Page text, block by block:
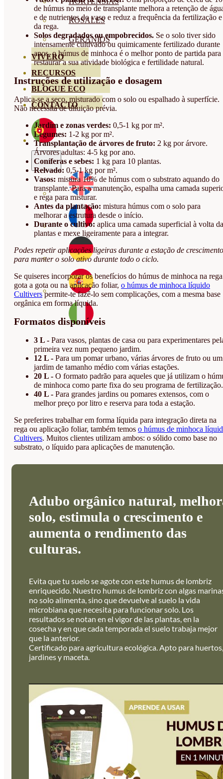
ROSALES
GERANIOS
VIVERO
RECURSOS
BLOGUE ECO
CONTACTO
de húmus no meio de transplante melhora a retenção de
e de nutrientes do vaso e reduz a frequência da fertilização e
da rega.
Solos degradados ou empobrecidos. Se o solo tiver sido
intensamente cultivado ou quimicamente fertilizado durante
anos, o húmus de minhoca é o melhor ponto de partida para
restaurar a sua atividade biológica e fertilidade natural.
Instruções de utilização e dosagem
Aplica-se a seco, misturado com o solo ou espalhado à superfície.
Não necessita de diluição prévia.
Jardim e zonas verdes: 0,5-1 kg por m².
Legumes: 1-2 kg por m².
Transplantação de árvores de fruto: 2 kg por árvore.
Árvores adultas: 4-5 kg por ano.
Coníferas e sebes: 1 kg para 10 plantas.
Relvado: 0,5-1 kg por m².
Vasos: mistura 10% de húmus com o substrato aquando do
transplante. Para a manutenção, espalha uma camada
e rega para misturar.
Antes da plantação: mistura húmus com o solo para
melhorar a estrutura desde o início.
Durante o cultivo: aplica uma camada superficial à volta
plantas e mexe ligeiramente para a integrar.
Podes repetir aplicações ligeiras durante a estação de crescimento
para manter o solo ativo durante todo o ciclo.
Se quiseres incorporar os benefícios do húmus de minhoca na rega
gota a gota ou na aplicação foliar, o húmus de minhoca líquido
Cultiverspermite-te fazê-lo sem complicações, com a mesma base
orgânica em forma líquida.
Formatos disponíveis
3 L - Para vasos, plantas de casa ou para experimentares
primeira vez num pequeno jardim.
12 L - Para um pomar urbano, várias árvores de fruto ou um
jardim de tamanho médio com várias estações.
20 L - O formato padrão para aqueles que já utilizam o
de minhoca como parte fixa do seu programa de fertilização.
40 L - Para grandes jardins ou pomares extensos, com o
melhor preço por litro e reserva para toda a estação.
Se preferires trabalhar em forma líquida para integração direta na
rega ou aplicação foliar, também temos o húmus de minhoca
Cultivers. Muitos clientes utilizam ambos: o sólido como base no
substrato, o líquido para aplicações de manutenção.
Adubo orgânico natural,
solo, estimula o crescimento e
aumenta o rendimento das
culturas.
Evita que tu suelo se agote con este humus de lombriz
enriquecido. Nuestro humus de lombriz con algas
no solo alimenta, sino que devuelve al suelo la vida
microbiana que necesita para funcionar solo. Los
resultados se notan en el vigor de las plantas, en la
cosecha y en que cada temporada el suelo trabaja mejor
que la anterior.
Certificado para agricultura ecológica. Apto para huertos,
jardines y maceta.